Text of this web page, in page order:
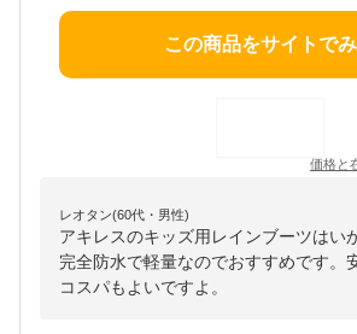
この商品をサイトで
価格と
レオタン(60代・男性)
アキレスのキッズ用レインブーツはい
完全防水で軽量なのでおすすめです。
コスパもよいですよ。